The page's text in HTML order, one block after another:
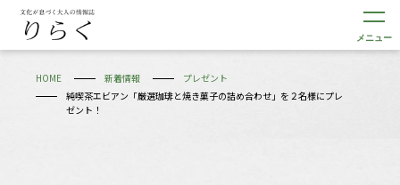
メニュー
HOME 新着情報
プレゼント
純喫茶エビアン「厳選珈琲と焼き菓子の詰め合わせ」を２名様にプレ
ゼント！